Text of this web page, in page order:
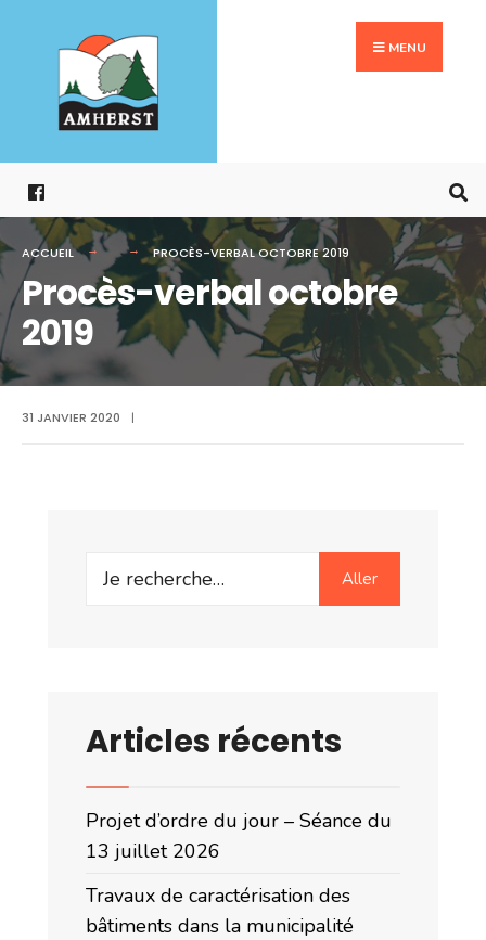
contenu
MENU
ACCUEIL PROCÈS-VERBAL OCTOBRE 2019
Procès-verbal octobre
2019
31 JANVIER 2020 |
Search
Aller
Articles récents
Projet d’ordre du jour – Séance du
13 juillet 2026
Travaux de caractérisation des
bâtiments dans la municipalité
for: